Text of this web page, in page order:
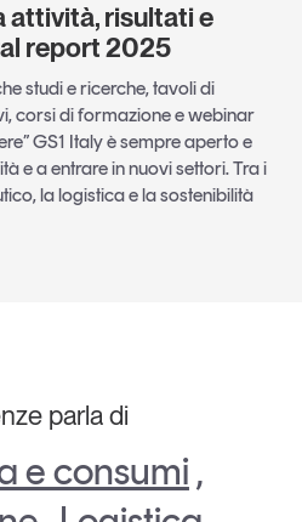
attività, risultati e
report 2025
studi e ricerche, tavoli di
corsi di formazione e webinar
GS1 Italy è sempre aperto e
e a entrare in nuovi settori. Tra i
la logistica e la sostenibilità
parla di
e consumi ,